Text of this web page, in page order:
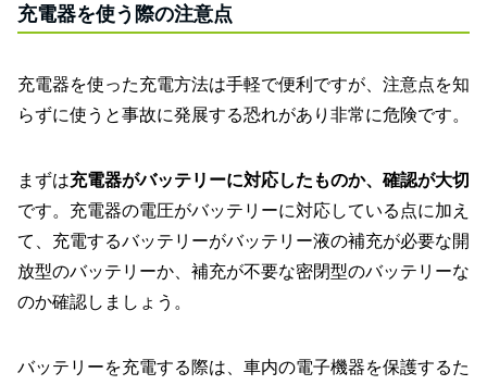
充電器を使う際の注意点
充電器を使った充電方法は手軽で便利ですが、注意点を知
らずに使うと事故に発展する恐れがあり非常に危険です。
まずは充電器がバッテリーに対応したものか、確認が大切
です。充電器の電圧がバッテリーに対応している点に加え
て、充電するバッテリーがバッテリー液の補充が必要な開
放型のバッテリーか、補充が不要な密閉型のバッテリーな
のか確認しましょう。
バッテリーを充電する際は、車内の電子機器を保護するた